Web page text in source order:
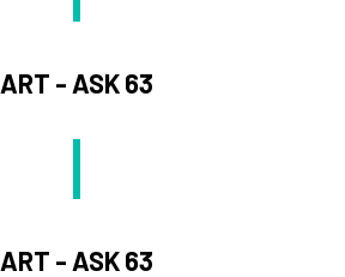
ART - ASK 63
ART - ASK 63